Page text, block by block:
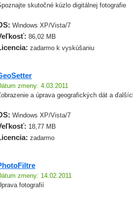
skutočné kúzlo digitálnej fotografie
Windows XP/Vista/7
86,02 MB
zadarmo k vyskúšaniu
zmeny: 4.03.2011
a úprava geografických dát a
Windows XP/Vista/7
18,77 MB
zadarmo
zmeny: 14.02.2011
fotografií